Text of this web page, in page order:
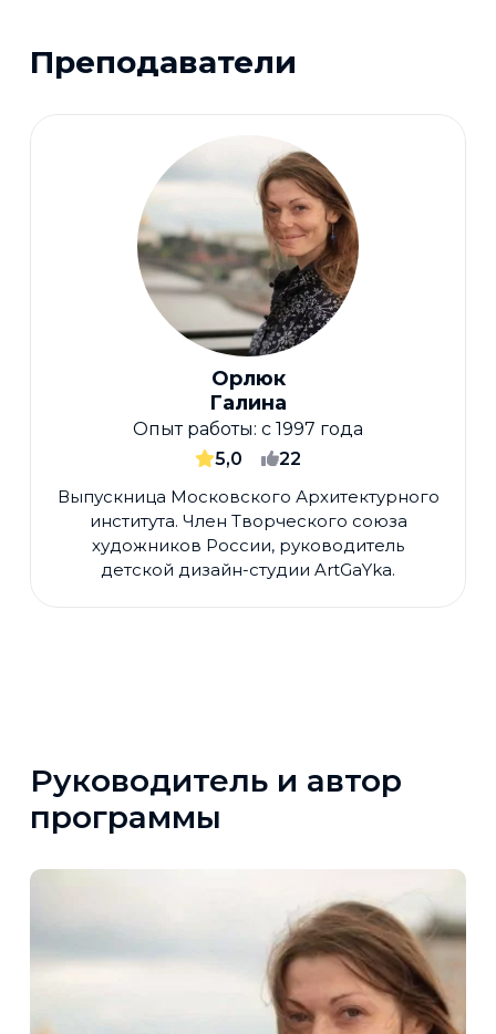
Преподаватели
Орлюк
Галина
Опыт работы: с 1997 года
5,0
22
Выпускница Московского Архитектурного
института. Член Творческого союза
художников России, руководитель
детской дизайн-студии ArtGaYka.
Руководитель и автор
программы